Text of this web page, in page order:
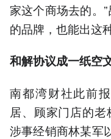
家这个商场去的。
的品牌，也能出这
和解协议成一纸空
南都湾财社此前
居、顾家门店的老
涉事经销商林某军